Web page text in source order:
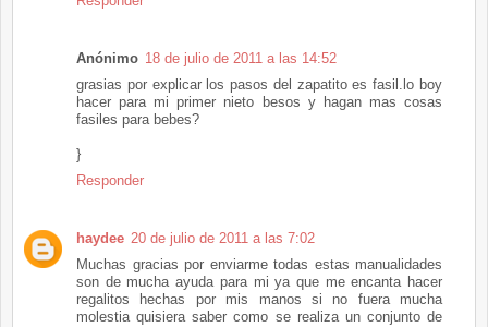
Anónimo 18 de julio de 2011 a las 14:52
grasias por explicar los pasos del zapatito es fasil.lo boy
hacer para mi primer nieto besos y hagan mas cosas
fasiles para bebes?
}
Responder
haydee 20 de julio de 2011 a las 7:02
Muchas gracias por enviarme todas estas manualidades
son de mucha ayuda para mi ya que me encanta hacer
regalitos hechas por mis manos si no fuera mucha
molestia quisiera saber como se realiza un conjunto de